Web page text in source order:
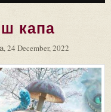
капа
24 December, 2022